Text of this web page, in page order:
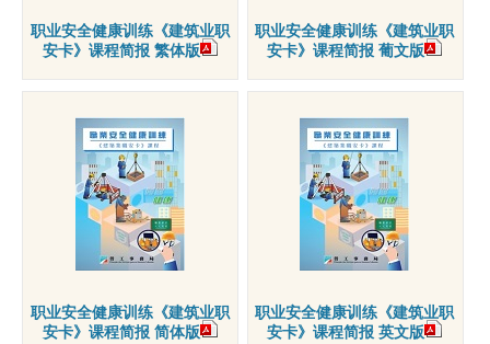
职业安全健康训练《建筑业职
安卡》课程简报 繁体版
职业安全健康训练《建筑业职
安卡》课程简报 葡文版
职业安全健康训练《建筑业职
安卡》课程简报 简体版
职业安全健康训练《建筑业职
安卡》课程简报 英文版